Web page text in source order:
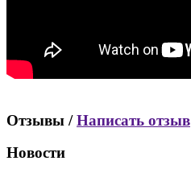
Отзывы /Написать отзыв
Новости